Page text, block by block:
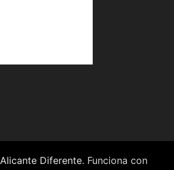
Alicante Diferente. Funciona con